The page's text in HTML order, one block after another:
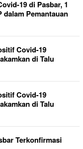
19 di Pasbar, 1
dalam Pemantauan
Covid-19
di Talu
Covid-19
di Talu
Terkonfirmasi